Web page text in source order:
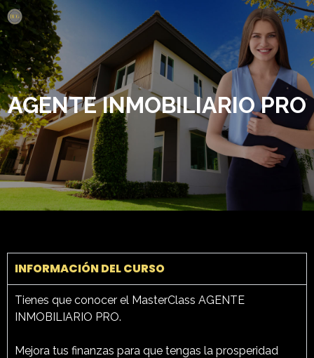
AGENTE INMOBILIARIO PRO
INFORMACIÓN DEL CURSO
Tienes que conocer el MasterClass AGENTE
INMOBILIARIO PRO.
Mejora tus finanzas para que tengas la prosperidad